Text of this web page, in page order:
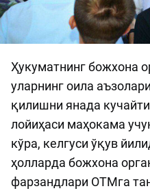
Ҳукуматнинг божхона
уларнинг оила
қилишни янада
лойиҳаси маҳокама
кўра, келгуси ўқув
ҳолларда божхона
фарзандлари ОТМга